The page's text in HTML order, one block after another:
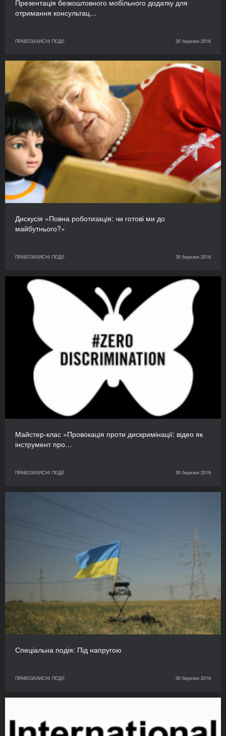
Презентація безкоштовного мобільного додатку для
отримання консультац…
ПРАВОЗАХИСНІ ПОДІЇ 30 березня 2016
Дискусія «Повна роботизація: чи готові ми до
майбутнього?»
ПРАВОЗАХИСНІ ПОДІЇ 30 березня 2016
Майстер-клас «Провокація проти дискримінації: відео як
інструмент про…
ПРАВОЗАХИСНІ ПОДІЇ 30 березня 2016
Спеціальна подія: Під напругою
ПРАВОЗАХИСНІ ПОДІЇ 30 березня 2016